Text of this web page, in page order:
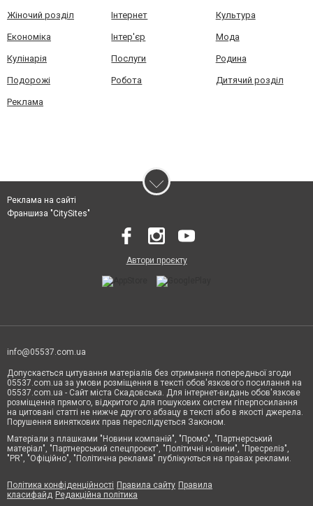
Жіночий розділ Інтернет Культура
Економіка Інтер'єр Мода
Кулінарія Послуги Родина
Подорожі Робота Дитячий розділ
Реклама
Реклама на сайті
Франшиза "CitySites"
Автори проєкту
info@05537.com.ua
Допускається цитування матеріалів без отримання попередньої згоди
05537.com.ua за умови розміщення в тексті обов'язкового посилання на
05537.com.ua - Сайт міста Скадовська. Для інтернет-видань обов'язкове
розміщення прямого, відкритого для пошукових систем гіперпосилання
на цитовані статті не нижче другого абзацу в тексті або в якості джерела.
Порушення виняткових прав переслідується Законом.
Матеріали з плашками "Новини компаній", "Промо", "Партнерський
матеріал", "Партнерський спецпроєкт", "Політичні новини", "Пресреліз",
"PR", "Офіційно", "Політична реклама" публікуються на правах реклами.
Політика конфіденційності Правила сайту Правила
класифайд Редакційна політика